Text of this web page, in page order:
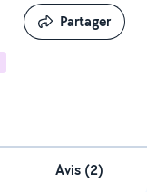
Partager
Partager
Avis (2)